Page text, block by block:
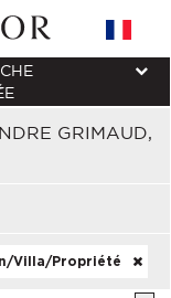
GRIMAUD,
Villa/Propriété